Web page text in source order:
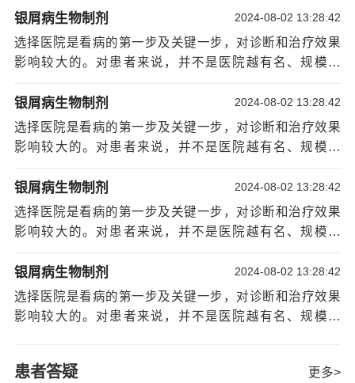
揭阳治疗牛皮癣去哪个医院(牛皮癣饮食)牛皮癣
这个疾病患者们怎么饮食呢？现在很多朋友患上红皮型牛
皮癣。患上红皮型牛皮癣会出现皮肤瘙痒后，很多人会不
停地抓挠、结果非但不能止痒，这样会很容易使病情更加
么，牛皮癣这个疾病患者们怎么饮食呢？
患者应多吃西红柿，茄子等蔬菜。菠菜等蔬菜具
有解毒，血肿等宁波银屑病医院哪家好功效，除茄子外还
红皮型牛皮癣患者也是不错的挑选，对口渴、食欲不振的
患者尤为合适。
患者的饮食需要少吃食物。吃小饭可以帮助缓解
次加入的膳食数量减少每次消耗，有助于营养营养的吸
另外，红色型银屑病患者应该是清淡饮食，红皮病性牛皮
癣患者，不能承受过多的刺激性食物。
维生素C。维生素C，有助于治疗银屑病代谢紊乱患者，可
相同，再大的医院也有相对薄弱的科室，有些小医院也有
很强的优势科室和特色诊疗项目，不能一概而论。可以从
以下几个方面综[详情]
银屑病生物制剂 2024-08-02 13:28:42
选择医院是看病的第一步及关键一步，对诊断和治疗效果
影响较大的。对患者来说，并不是医院越有名、规模越
相同，再大的医院也有相对薄弱的科室，有些小医院也有
很强的优势科室和特色诊疗项目，不能一概而论。可以从
以下几个方面综[详情]
银屑病生物制剂 2024-08-02 13:28:42
选择医院是看病的第一步及关键一步，对诊断和治疗效果
影响较大的。对患者来说，并不是医院越有名、规模越
相同，再大的医院也有相对薄弱的科室，有些小医院也有
很强的优势科室和特色诊疗项目，不能一概而论。可以从
以下几个方面综[详情]
银屑病生物制剂 2024-08-02 13:28:42
选择医院是看病的第一步及关键一步，对诊断和治疗效果
影响较大的。对患者来说，并不是医院越有名、规模越
相同，再大的医院也有相对薄弱的科室，有些小医院也有
很强的优势科室和特色诊疗项目，不能一概而论。可以从
以下几个方面综[详情]
银屑病生物制剂 2024-08-02 13:28:42
选择医院是看病的第一步及关键一步，对诊断和治疗效果
影响较大的。对患者来说，并不是医院越有名、规模越
很强的优势科室和特色诊疗项目，不能一概而论。可以从
患者答疑 更多>